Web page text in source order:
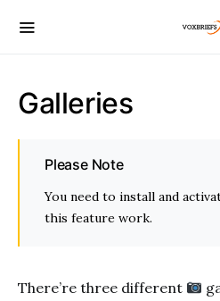
Galleries
Please Note
You need to install and
this feature work.
There’re three different